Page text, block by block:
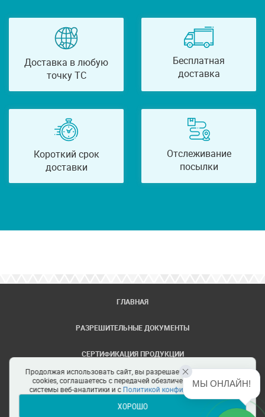
Доставка в любую
точку ТС
Бесплатная
доставка
Короткий срок
доставки
Отслеживание
посылки
ГЛАВНАЯ
РАЗРЕШИТЕЛЬНЫЕ ДОКУМЕНТЫ
СЕРТИФИКАЦИЯ ПРОДУКЦИИ
ЗАДАТЬ ВОПРОС
ЦЕНТРЫ СЕРТИФИКАЦИИ
Продолжая использовать сайт, вы разрешаете использование
cookies, соглашаетесь с передачей обезличенных данных в
системы веб-аналитики и сПолитикой конфиденциальности
ХОРОШО
МЫ ОНЛАЙН!